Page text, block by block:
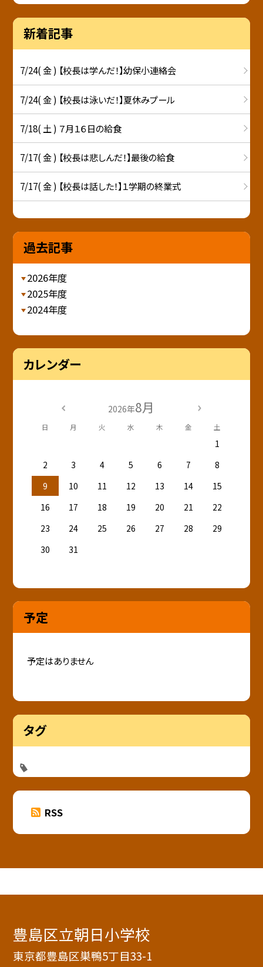
新着記事
7/24( 金 ) 【校長は学んだ！】幼保小連絡会
7/24( 金 ) 【校長は泳いだ！】夏休みプール
7/18( 土 ) ７月１６日の給食
7/17( 金 ) 【校長は悲しんだ！】最後の給食
7/17( 金 ) 【校長は話した！】１学期の終業式
過去記事
2026年度
2025年度
2024年度
カレンダー
2026年8月
日 月 火 水 木 金 土
1
2
3 4 5 6 7
8
9
10 11 12 13 14
15
16
17 18 19 20 21
22
23
24 25 26 27 28
29
30
31
予定
予定はありません
タグ
RSS
豊島区立朝日小学校
東京都豊島区巣鴨5丁目33-1